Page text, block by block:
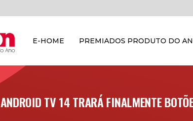
E-HOME PREMIADOS PRODUTO DO
ANDROID TV 14 TRARÁ FINALMENTE